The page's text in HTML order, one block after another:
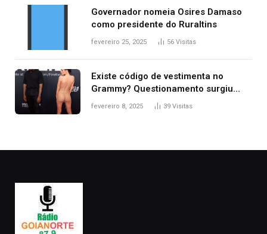
Governador nomeia Osires Damaso
como presidente do Ruraltins
fevereiro 25, 2025 56 Visitas
Existe código de vestimenta no
Grammy? Questionamento surgiu
após Bianca Censori, mulher de
fevereiro 8, 2025 39 Visitas